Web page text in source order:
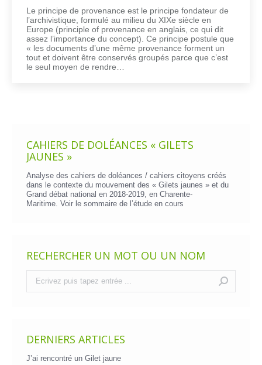
Le principe de provenance est le principe fondateur de
l’archivistique, formulé au milieu du XIXe siècle en
Europe (principle of provenance en anglais, ce qui dit
assez l’importance du concept). Ce principe postule que
« les documents d’une même provenance forment un
tout et doivent être conservés groupés parce que c’est
le seul moyen de rendre…
CAHIERS DE DOLÉANCES « GILETS
JAUNES »
Analyse des cahiers de doléances / cahiers citoyens créés
dans le contexte du mouvement des « Gilets jaunes » et du
Grand débat national en 2018-2019, en Charente-
Maritime. Voir le sommaire de l’étude en cours
RECHERCHER UN MOT OU UN NOM
DERNIERS ARTICLES
J’ai rencontré un Gilet jaune